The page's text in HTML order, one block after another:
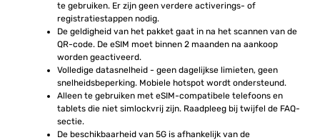
te gebruiken. Er zijn geen verdere activerings- of
registratiestappen nodig.
De geldigheid van het pakket gaat in na het scannen van de
QR-code. De eSIM moet binnen 2 maanden na aankoop
worden geactiveerd.
Volledige datasnelheid - geen dagelijkse limieten, geen
snelheidsbeperking. Mobiele hotspot wordt ondersteund.
Alleen te gebruiken met eSIM-compatibele telefoons en
tablets die niet simlockvrij zijn. Raadpleeg bij twijfel de FAQ-
sectie.
De beschikbaarheid van 5G is afhankelijk van de